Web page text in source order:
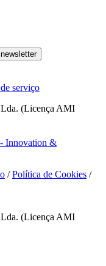
serviço
(Licença AMI
Innovation &
/Política de Cookies /
(Licença AMI